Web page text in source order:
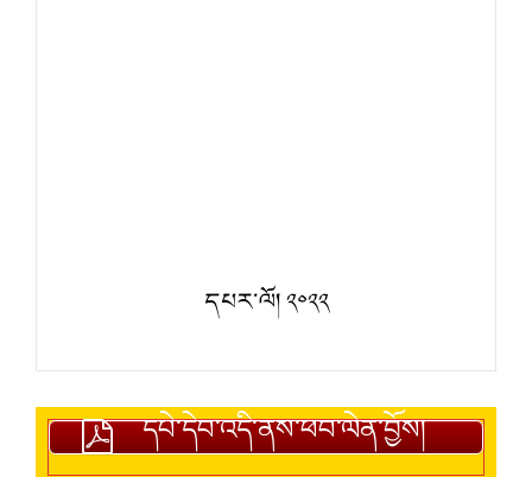
དཔར་ལོ། ༢༠༢༢
དཔེ་དེབ་འདི་ནས་ཕབ་ལེན་བྱོས།